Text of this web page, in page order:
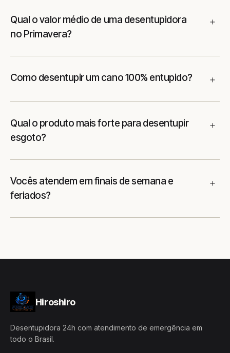
Qual o valor médio de uma desentupidora
no Primavera?
Como desentupir um cano 100% entupido?
Qual o produto mais forte para desentupir
esgoto?
Vocês atendem em finais de semana e
feriados?
Hiroshiro
Desentupidora 24h com atendimento de emergência em
todo o Brasil.